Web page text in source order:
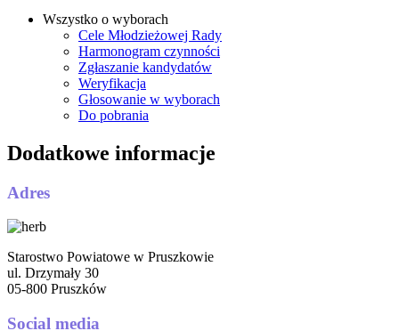
Wszystko o wyborach
Cele Młodzieżowej Rady
Harmonogram czynności
Zgłaszanie kandydatów
Weryfikacja
Głosowanie w wyborach
Do pobrania
Dodatkowe informacje
Adres
Starostwo Powiatowe w Pruszkowie
ul. Drzymały 30
05-800 Pruszków
Social media